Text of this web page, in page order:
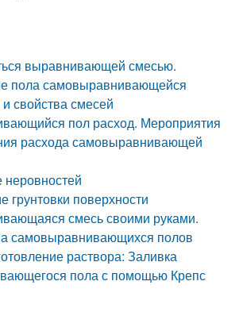
выравнивающей смесью.
пола самовыравнивающейся
свойства смесей
пол расход. Мероприятия
расхода самовыравнивающей
неровностей
грунтовки поверхности
смесь своими руками.
самовыравнивающихся полов
раствора: Заливка
пола с помощью Крепс